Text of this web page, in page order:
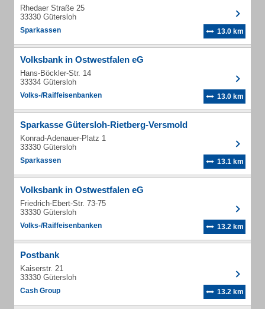
Rhedaer Straße 25
33330 Gütersloh
Sparkassen 13.0 km
Volksbank in Ostwestfalen eG
Hans-Böckler-Str. 14
33334 Gütersloh
Volks-/Raiffeisenbanken 13.0 km
Sparkasse Gütersloh-Rietberg-Versmold
Konrad-Adenauer-Platz 1
33330 Gütersloh
Sparkassen 13.1 km
Volksbank in Ostwestfalen eG
Friedrich-Ebert-Str. 73-75
33330 Gütersloh
Volks-/Raiffeisenbanken 13.2 km
Postbank
Kaiserstr. 21
33330 Gütersloh
Cash Group 13.2 km